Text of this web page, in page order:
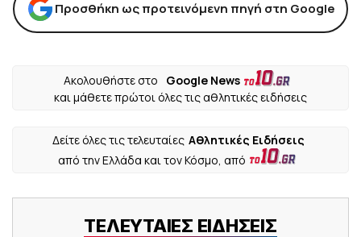
Προσθήκη ως προτεινόμενη πηγή στη Google
Ακολουθήστε στο
Google News
και μάθετε πρώτοι όλες τις αθλητικές ειδήσεις
Δείτε όλες τις τελευταίες Αθλητικές Ειδήσεις
από την Ελλάδα και τον Κόσμο, από
ΤΕΛΕΥΤΑΙΕΣ ΕΙΔΗΣΕΙΣ